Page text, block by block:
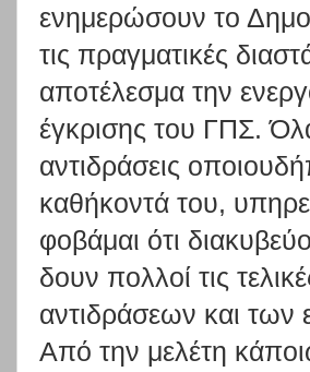
ενημερώσουν το
τις πραγματικές
αποτέλεσμα την
έγκρισης του ΓΠΣ.
αντιδράσεις
καθήκοντά του,
φοβάμαι ότι
δουν πολλοί τις
αντιδράσεων και των
Από την μελέτη